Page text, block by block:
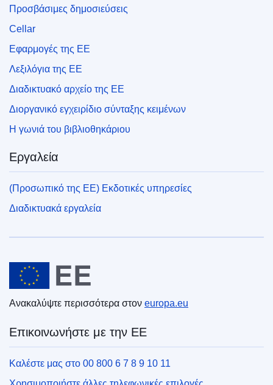
Προσβάσιμες δημοσιεύσεις
Cellar
Εφαρμογές της ΕΕ
Λεξιλόγια της ΕΕ
Διαδικτυακό αρχείο της ΕΕ
Διοργανικό εγχειρίδιο σύνταξης κειμένων
Η γωνιά του βιβλιοθηκάριου
Εργαλεία
(Προσωπικό της ΕΕ) Εκδοτικές υπηρεσίες
Διαδικτυακά εργαλεία
Ευρωπαϊκή Ένωση
Ανακαλύψτε περισσότερα στον europa.eu
Επικοινωνήστε με την ΕΕ
Καλέστε μας στο 00 800 6 7 8 9 10 11